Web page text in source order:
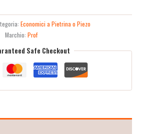
Economici a Pietrina o Piezo
Marchio: Prof
Safe Checkout